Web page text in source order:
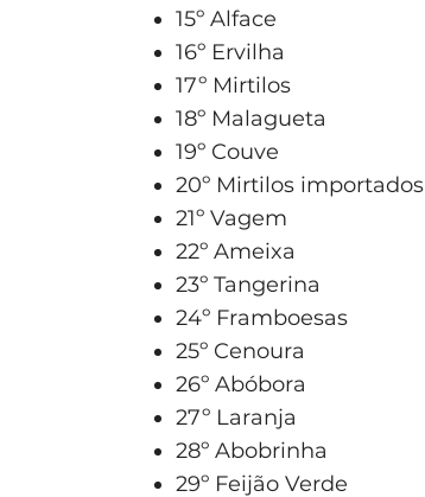
15º Alface
16º Ervilha
17º Mirtilos
18º Malagueta
19º Couve
20º Mirtilos importados
21º Vagem
22º Ameixa
23º Tangerina
24º Framboesas
25º Cenoura
26º Abóbora
27º Laranja
28º Abobrinha
29º Feijão Verde